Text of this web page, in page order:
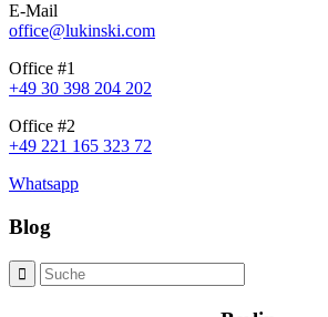
E-Mail
office@lukinski.com
Office #1
+49 30 398 204 202
Office #2
+49 221 165 323 72
Whatsapp
Blog